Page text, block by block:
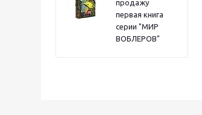
продажу
первая книга
серии "МИР
ВОБЛЕРОВ"